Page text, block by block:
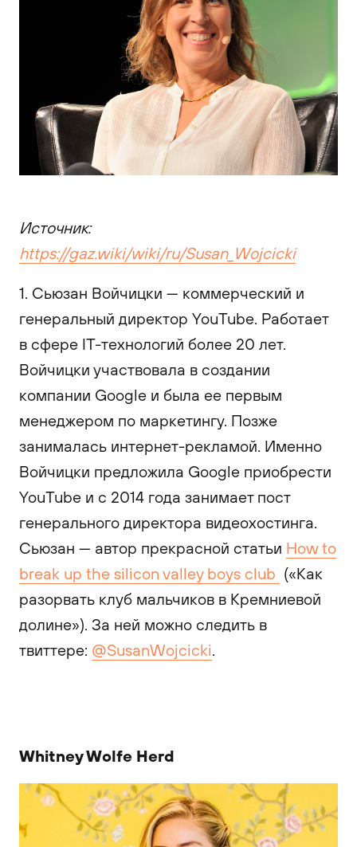
Источник:
https://gaz.wiki/wiki/ru/Susan_Wojcicki
1. Сьюзан Войчицки — коммерческий и
генеральный директор YouTube. Работает
в сфере IT-технологий более 20 лет.
Войчицки участвовала в создании
компании Google и была ее первым
менеджером по маркетингу. Позже
занималась интернет-рекламой. Именно
Войчицки предложила Google приобрести
YouTube и с 2014 года занимает пост
генерального директора видеохостинга.
Сьюзан — автор прекрасной статьи How to
break up the silicon valley boys club («Как
разорвать клуб мальчиков в Кремниевой
долине»). За ней можно следить в
твиттере: @SusanWojcicki.
Whitney Wolfe Herd